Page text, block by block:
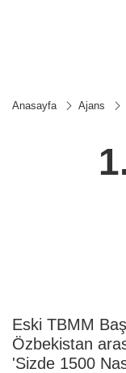
Anasayfa Ajans
Eski TBMM
Özbekistan
'Sizde 1500